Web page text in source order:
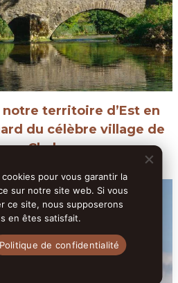
territoire d’Est en
du célèbre village de
Chalon.
pour vous garantir la
sur notre site web. Si vous
ce site, nous supposerons
en êtes satisfait.
Politique de confidentialité